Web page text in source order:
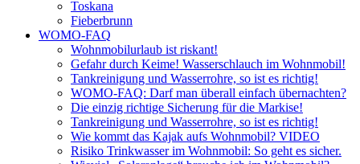
Toskana
Fieberbrunn
WOMO-FAQ
Wohnmobilurlaub ist riskant!
Gefahr durch Keime! Wasserschlauch im Wohnmobil!
Tankreinigung und Wasserrohre, so ist es richtig!
WOMO-FAQ: Darf man überall einfach übernachten?
Die einzig richtige Sicherung für die Markise!
Tankreinigung und Wasserrohre, so ist es richtig!
Wie kommt das Kajak aufs Wohnmobil? VIDEO
Risiko Trinkwasser im Wohnmobil: So geht es sicher.